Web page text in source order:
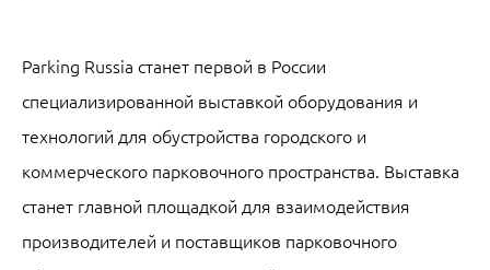
Parking Russia станет первой в России
специализированной выставкой оборудования и
технологий для обустройства городского и
коммерческого парковочного пространства. Выставка
станет главной площадкой для взаимодействия
производителей и поставщиков парковочного